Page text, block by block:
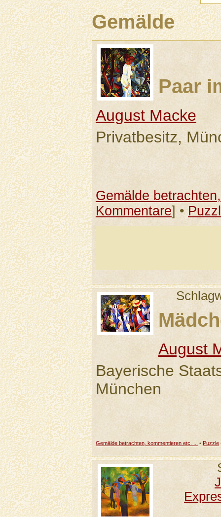
Gemälde
Paar
August Macke
Privatbesitz,
Gemälde
Kommentare] •
August
Bayerische
München
Gemälde betrachten, kommentieren etc. ... • Puzzle